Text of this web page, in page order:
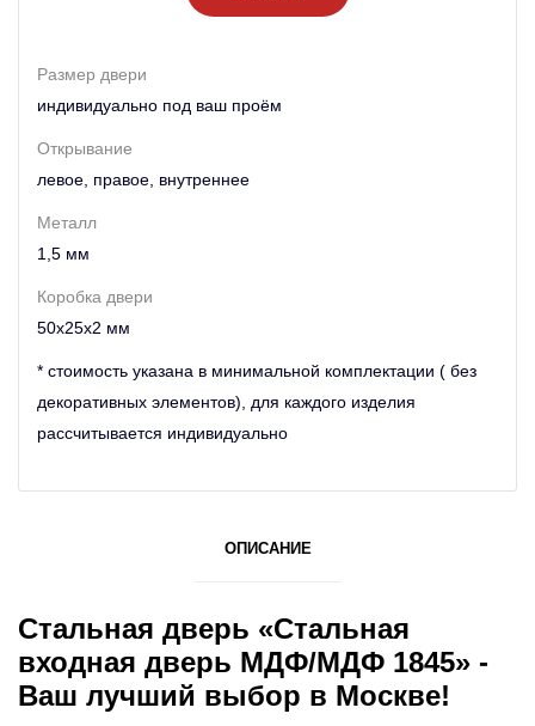
Размер двери
индивидуально под ваш проём
Открывание
левое, правое, внутреннее
Металл
1,5 мм
Коробка двери
50х25х2 мм
* стоимость указана в минимальной комплектации ( без
декоративных элементов), для каждого изделия
рассчитывается индивидуально
ОПИСАНИЕ
Стальная дверь «Стальная
входная дверь МДФ/МДФ 1845» -
Ваш лучший выбор в Москве!